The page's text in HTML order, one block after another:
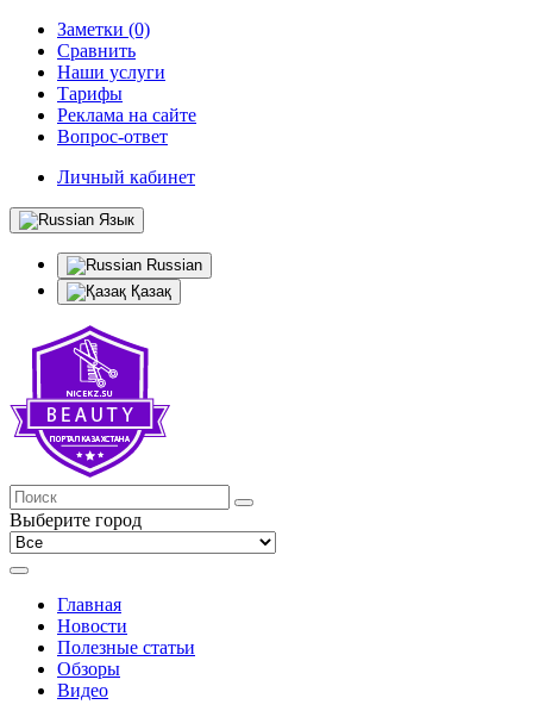
Заметки (0)
Сравнить
Наши услуги
Тарифы
Реклама на сайте
Вопрос-ответ
Личный кабинет
Язык
Russian
Қазақ
Выберите город
Главная
Новости
Полезные статьи
Обзоры
Видео